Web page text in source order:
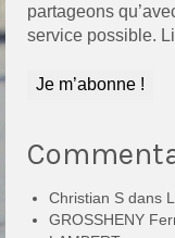
partageons
service possible.
Christian S dans
GROSSHENY